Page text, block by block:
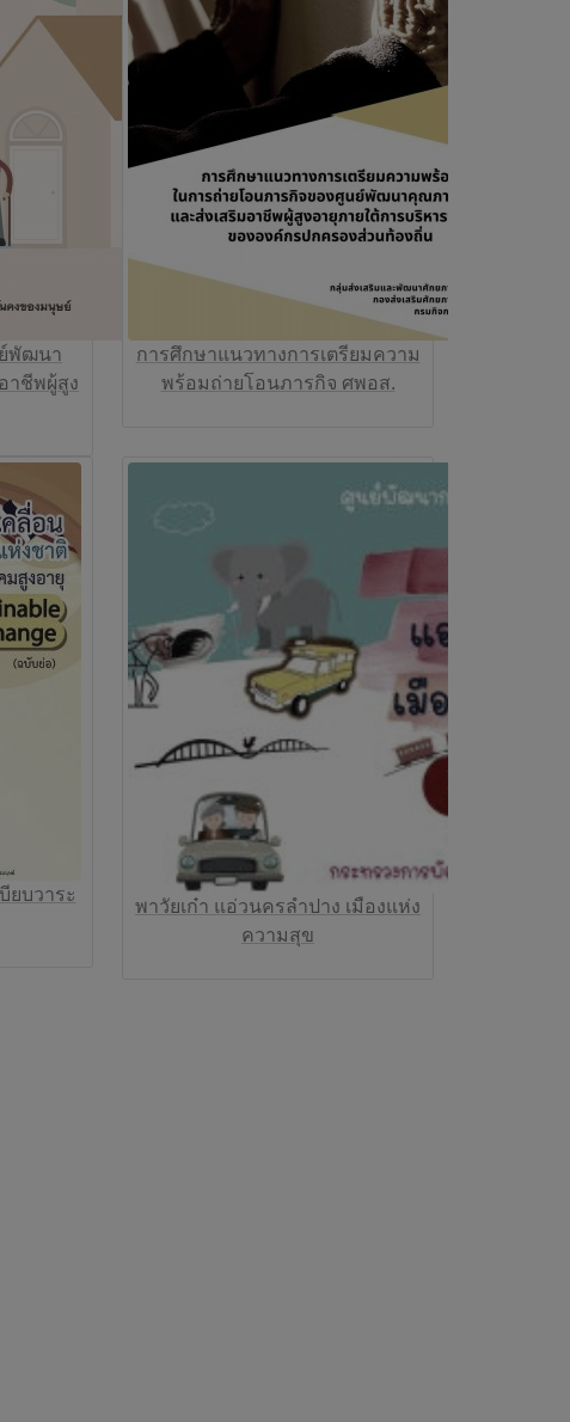
พัฒนา
าชีพผู้สูง
การศึกษาแนวทางการเตรียมความ
พร้อมถ่ายโอนภารกิจ ศพอส.
ยบวาระ
พาวัยเก๋า แอ่วนครลำปาง เมืองแห่ง
ความสุข